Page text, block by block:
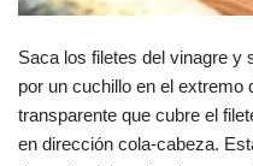
Saca los filetes del vinagre y
por un cuchillo en el extremo
transparente que cubre el
en dirección cola-cabeza.